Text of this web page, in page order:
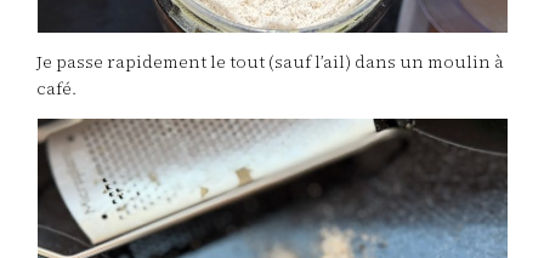
Je passe rapidement le tout (sauf l’ail) dans un moulin à
café.